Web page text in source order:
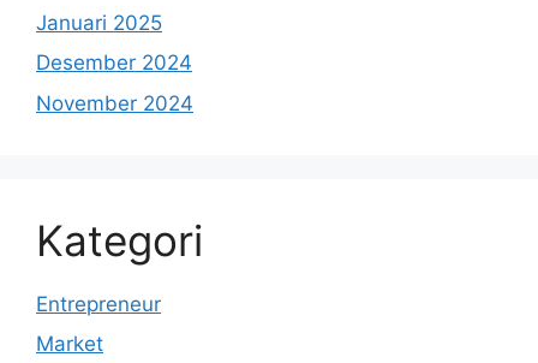
Januari 2025
Desember 2024
November 2024
Kategori
Entrepreneur
Market